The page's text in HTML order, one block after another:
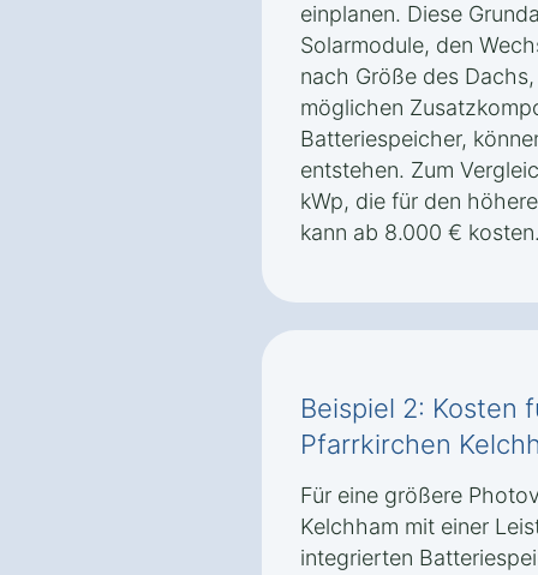
einplanen. Diese
Solarmodule, den
nach Größe des
möglichen
Batteriespeicher,
entstehen. Zum
kWp, die für den
kann ab 8.000 €
Beispiel 2: Kosten
Pfarrkirchen
Für eine größere
Kelchham mit einer
integrierten